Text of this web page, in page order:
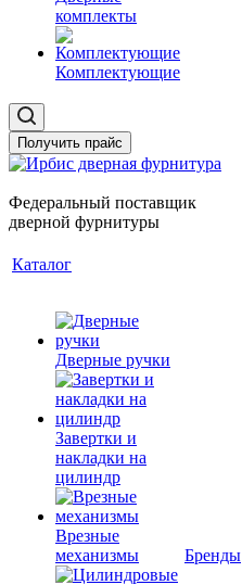
комплекты
Комплектующие
Получить прайс
Федеральный поставщик
дверной фурнитуры
Каталог
Дверные ручки
Завертки и
накладки на
цилиндр
Врезные
механизмы
Бренды